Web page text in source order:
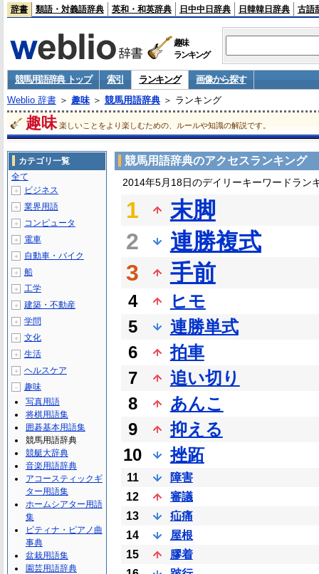
辞書 類語・対義語辞典 英和・和英辞典 日中中日辞典 日韓韓日辞典 古語
趣味
ランキング
競馬用語辞典 トップ 索引 ランキング
画像から探す
Weblio 辞書＞ 趣味＞ 競馬用語辞典＞ ランキング
趣味 楽しいことをより楽しむための、ルールや知識の解説です。
競馬用語辞典のアクセスランキング
2014年5月18日のデイリーキーワードラン
1
末脚
2
連勝複式
3
手前
4
ヒモ
5
連勝単式
6
拍車
7
追い切り
8
あんこ
9
抑える
10
挫跖
11
障害
12
審議
13
疝痛
14
屋根
15
膠着
カテゴリ一覧
全て
＋ ビジネス
＋ 業界用語
＋ コンピュータ
＋ 電車
＋ 自動車・バイク
＋ 船
＋ 工学
＋ 建築・不動産
＋ 学問
＋ 文化
＋ 生活
＋ ヘルスケア
－
趣味
写真用語
将棋用語集
囲碁基本用語集
競馬用語辞典
競艇大辞典
音楽用語辞典
アコースティックギ
ター用語集
ホームシアター用語
集
ピティナ・ピアノ曲
事典
盆栽用語集
園芸用語辞典